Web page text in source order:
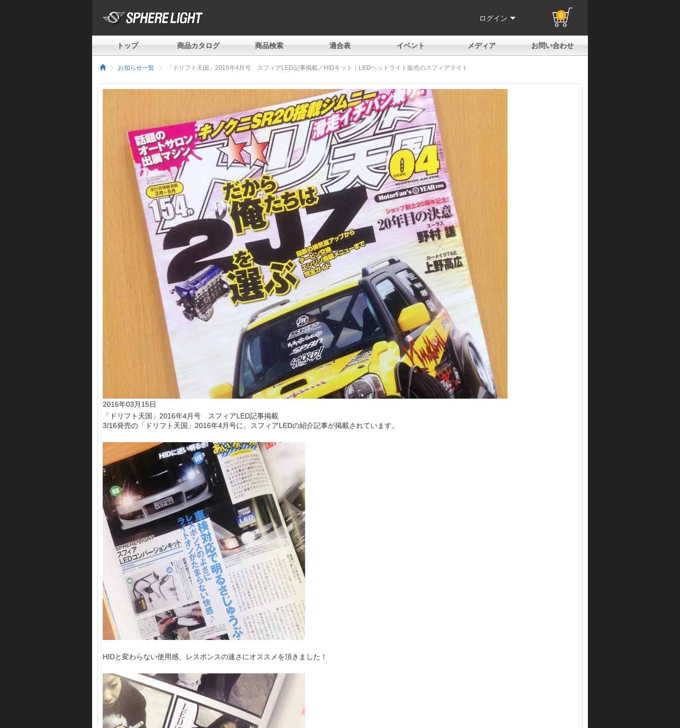
ログイン 0
トップ 商品カタログ 商品検索 適合表 イベント メディア お問い合わせ
お知らせ一覧 「ドリフト天国」2016年4月号 スフィアLED記事掲載／HIDキット｜LEDヘッドライト販売のスフィアライト
2016年03月15日
「ドリフト天国」2016年4月号 スフィアLED記事掲載
3/16発売の「ドリフト天国」2016年4月号に、スフィアLEDの紹介記事が掲載されています。
HIDと変わらない使用感、レスポンスの速さにオススメを頂きました！